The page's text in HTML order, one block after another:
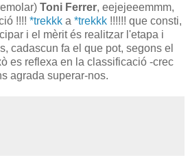
Toni Ferrer, eejejeeemmm,
!!!! *trekkk a *trekkk !!!!!! que consti,
i el mèrit és realitzar l'etapa i
cadascun fa el que pot, segons el
es reflexa en la classificació -crec
agrada superar-nos.